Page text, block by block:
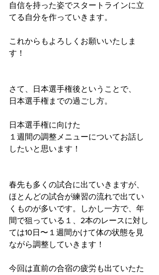
自信を持った姿でスタートラインに立
てる自分を作っていきます。
これからもよろしくお願いいたしま
す！
さて、日本選手権後ということで、
日本選手権までの過ごし方。
日本選手権に向けた
１週間の調整メニューについてお話し
したいと思います！
春先も多くの試合に出ていきますが、
ほとんどの試合が練習の流れで出てい
くものが多いです。しかし一方で、年
間で狙っている１、2本のレースに対し
ては10日〜１週間かけて体の状態を見
ながら調整していきます！
今回は直前の合宿の疲労も出ていたた